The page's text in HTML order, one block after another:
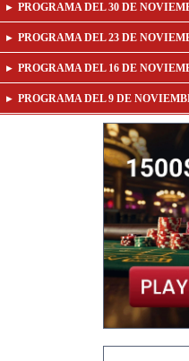
PROGRAMA DEL 30 DE
PROGRAMA DEL 23 DE
PROGRAMA DEL 16 DE
PROGRAMA DEL 9 DE